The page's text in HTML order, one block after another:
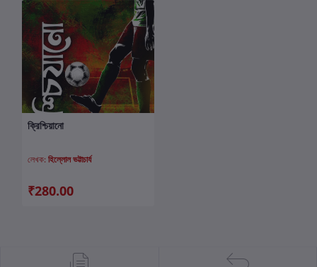
ক্রিশ্চিয়ানো
লেখক: হিল্লোল ভট্টাচার্য
₹280.00